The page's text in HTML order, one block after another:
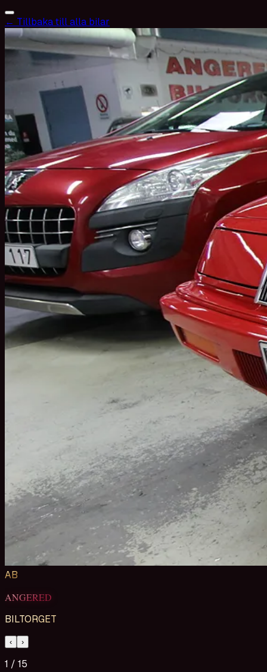
← Tillbaka till alla bilar
AB
ANGERED
BILTORGET
‹ ›
1 / 15